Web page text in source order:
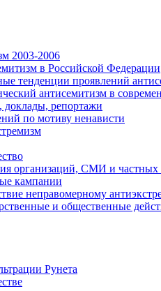
2003-2006
в Российской Федерации
тенденции проявлений
антисемитизм в
доклады, репортажи
по мотиву ненависти
организаций, СМИ и частных
кампании
неправомерному
и общественные
Рунета